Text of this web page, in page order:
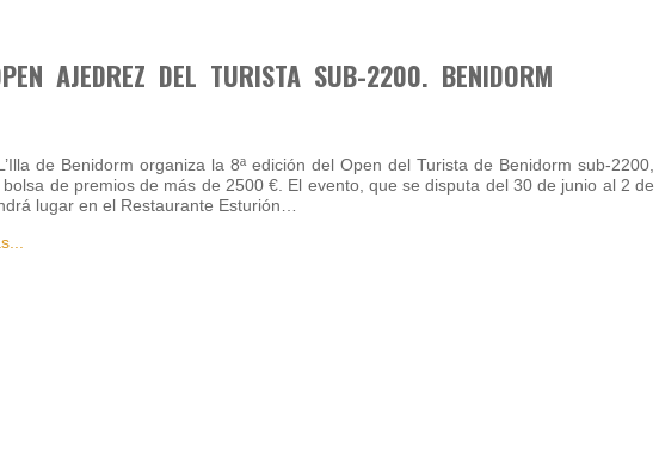
AJEDREZ DEL TURISTA SUB-2200. BENIDORM
de Benidorm organiza la 8ª edición del Open del Turista de Benidorm sub-2200,
de premios de más de 2500 €. El evento, que se disputa del 30 de junio al 2 de
lugar en el Restaurante Esturión…